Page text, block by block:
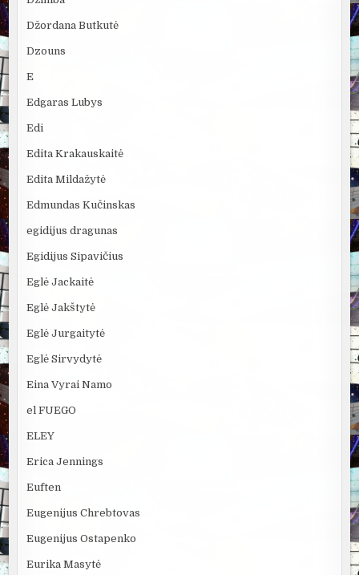
Džordana Butkutė
Dzouns
E
Edgaras Lubys
Edi
Edita Krakauskaitė
Edita Mildažytė
Edmundas Kučinskas
egidijus dragunas
Egidijus Sipavičius
Eglė Jackaitė
Eglė Jakštytė
Eglė Jurgaitytė
Eglė Sirvydytė
Eina Vyrai Namo
el FUEGO
ELEY
Erica Jennings
Euften
Eugenijus Chrebtovas
Eugenijus Ostapenko
Eurika Masytė